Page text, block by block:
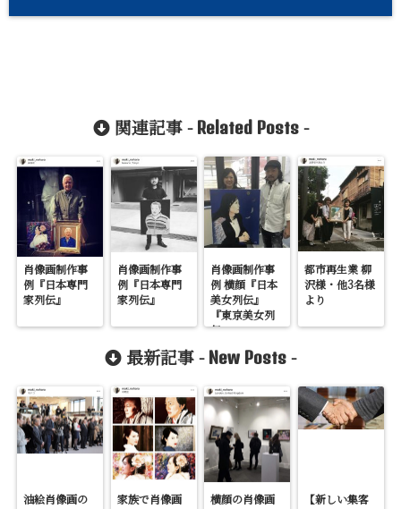
関連記事 - Related Posts-
肖像画制作事
例『日本専門
家列伝』
肖像画制作事
例『日本専門
家列伝』
肖像画制作事
例 横顔『日本
美女列伝』
『東京美女列
伝』
都市再生業 柳
沢様・他3名様
より
最新記事 - New Posts -
油絵肖像画の
家族で肖像画
横顔の肖像画
【新しい集客